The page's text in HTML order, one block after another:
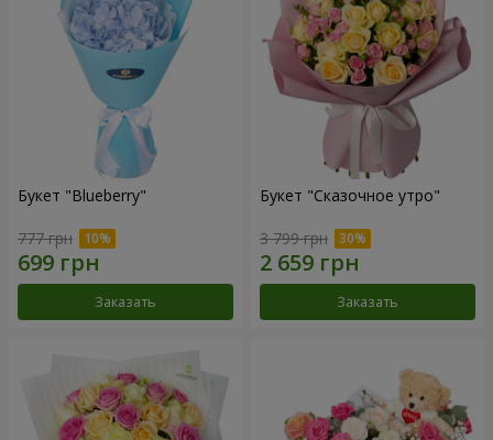
Букет "Blueberry"
777 грн
Заказать
Букет "Сказочное утро"
3 799 грн
Заказать